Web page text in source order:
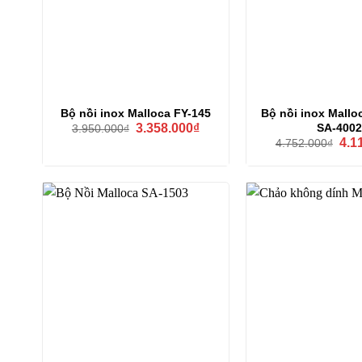
Bộ nồi inox Malloca FY-145
3.950.000₫ Giá
3.358.000₫Giá
Bộ nồi inox
SA-4002
4.752.000₫ Giá